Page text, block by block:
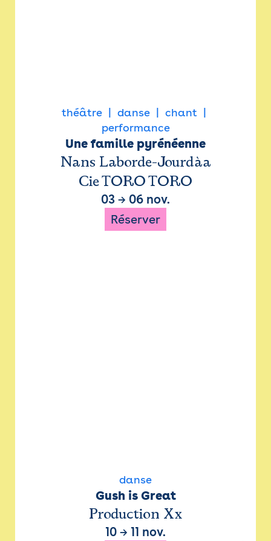
théâtre danse
chant
performance
Une famille pyrénéenne
Nans Laborde-Jourdàa
Cie TORO TORO
03 → 06 nov.
Réserver
danse
Gush is Great
Production Xx
10 → 11 nov.